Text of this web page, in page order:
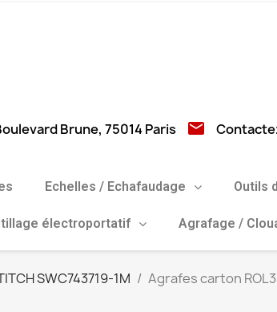
Brune, 75014 Paris email
Echelles / Echafaudage Outils
électroportatif Agrafage /
SWC743719-1M
Agrafes carton